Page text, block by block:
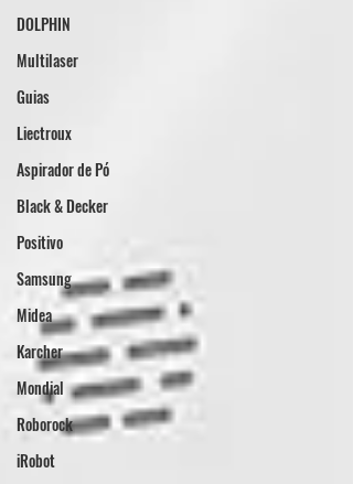
DOLPHIN
Multilaser
Guias
Liectroux
Aspirador de Pó
Black & Decker
Positivo
Samsung
Midea
Karcher
Mondial
Roborock
iRobot